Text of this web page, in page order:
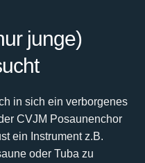
junge)
in sich ein verborgenes
CVJM Posaunenchor
ein Instrument z.B.
oder Tuba zu